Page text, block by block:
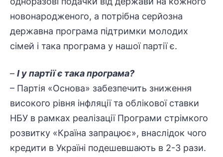
новонародженого, а потрібна серйозна
державна програма підтримки молодих
сімей і така програма у нашої партії є.
– І у партії є така програма?
– Партія «Основа» забезпечить зниження
високого рівня інфляції та облікової ставки
НБУ в рамках реалізації Програми стрімкого
розвитку «Країна запрацює», внаслідок чого
кредити в Україні подешевшають в 2-3 рази.